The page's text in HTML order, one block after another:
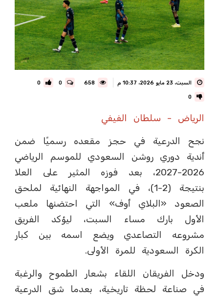
السبت، 23 مايو 2026، 10:37 م 0
0
0
الرياض - سلطان الفيفي
نجح الدرعية في حجز مقعده رسميًا ضمن
أندية دوري روشن السعودي للموسم الرياضي
2026-2027، بعد فوزه المثير على العلا
بنتيجة (2-1)، في المواجهة النهائية لملحق
الصعود «البلاي أوف» التي احتضنها ملعب
الأول بارك مساء السبت، ليؤكد الفريق
مشروعه التصاعدي ويضع اسمه بين كبار
الكرة السعودية للمرة الأولى.
ودخل الفريقان اللقاء بشعار الطموح والرغبة
في صناعة لحظة تاريخية، بعدما شق الدرعية